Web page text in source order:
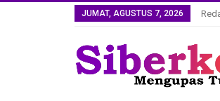
JUMAT, AGUSTUS 7, 2026